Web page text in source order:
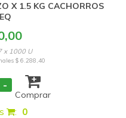
X 1.5 KG CACHORROS
x 1000 U
$ 6.288,40
-
Comprar
: 0